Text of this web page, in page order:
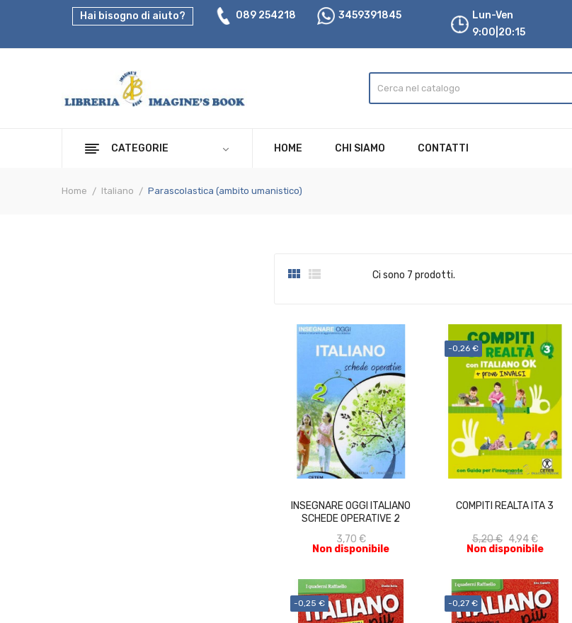
Hai bisogno di aiuto? 089 254218 3459391845
Lun-Ven
9:00|20:15
CATEGORIE HOME CHI SIAMO CONTATTI
Home Italiano Parascolastica (ambito umanistico)
  Ci sono 7 prodotti.
INSEGNARE OGGI ITALIANO
SCHEDE OPERATIVE 2
3,70 €
Non disponibile
ACQUISTA
-0,26 €
COMPITI REALTA ITA 3
5,20 € 4,94 €
Non disponibile
ACQUISTA
-0,25 € -0,27 €